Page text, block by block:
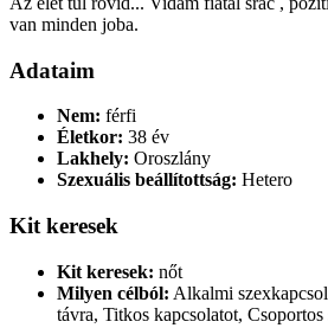
van minden joba.
Adataim
Nem: férfi
Életkor: 38 év
Lakhely: Oroszlány
Szexuális beállítottság: Hetero
Kit keresek
Kit keresek: nőt
Milyen célból: Alkalmi
távra, Titkos kapcsolatot,